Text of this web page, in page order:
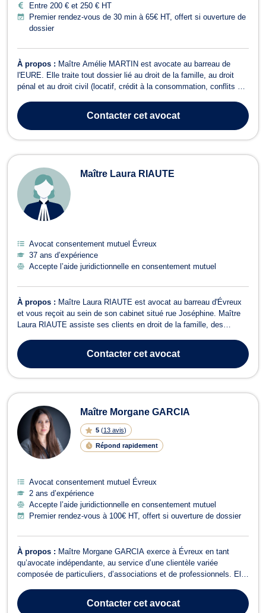
Entre 200 € et 250 € HT
Premier rendez-vous de 30 min à 65€ HT, offert si ouverture de
dossier
À propos : Maître Amélie MARTIN est avocate au barreau de
l'EURE. Elle traite tout dossier lié au droit de la famille, au droit
pénal et au droit civil (locatif, crédit à la consommation, conflits de
divorce et de séparation. Elle assiste les époux depuis le dépôt de
la de...
Contactercet avocat
Maître Laura RIAUTE
Avocat consentement mutuel Évreux
37 ans d’expérience
Accepte l’aide juridictionnelle en consentement mutuel
À propos : Maître Laura RIAUTE est avocat au barreau d'Évreux
et vous reçoit au sein de son cabinet situé rue Joséphine. Maître
Laura RIAUTE assiste ses clients en droit de la famille, des
entre ayants droit, de constitution d'un PACS ou de sa rupture,
d'adoption, d'état ...
Contactercet avocat
Maître Morgane GARCIA
5 (13 avis)
Répond rapidement
Avocat consentement mutuel Évreux
2 ans d’expérience
Accepte l’aide juridictionnelle en consentement mutuel
Premier rendez-vous à 100€ HT, offert si ouverture de dossier
À propos : Maître Morgane GARCIA exerce à Évreux en tant
qu’avocate indépendante, au service d’une clientèle variée
composée de particuliers, d’associations et de professionnels. Elle
et droit pénal. Droit des étrangers et de la nationalité Maître
GARCIA propose un ...Contactercet avocat